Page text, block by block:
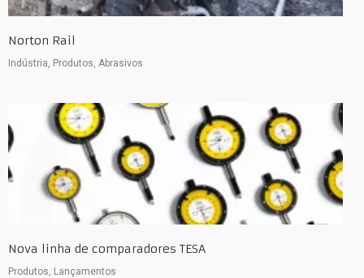
Norton Rail
Indústria, Produtos, Abrasivos
Nova linha de comparadores TESA
Produtos, Lançamentos